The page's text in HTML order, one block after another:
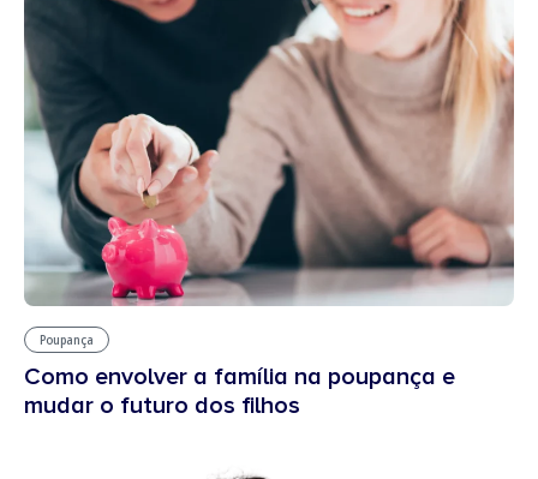
Poupança
Como envolver a família na poupança e
mudar o futuro dos filhos